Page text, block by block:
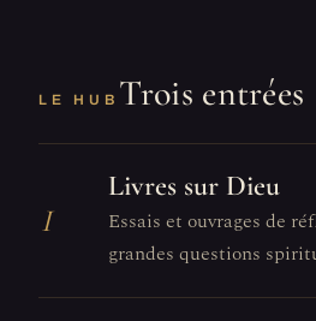
LE HUB Trois entrées
I
Livres sur Dieu
Essais et ouvrages de
grandes questions